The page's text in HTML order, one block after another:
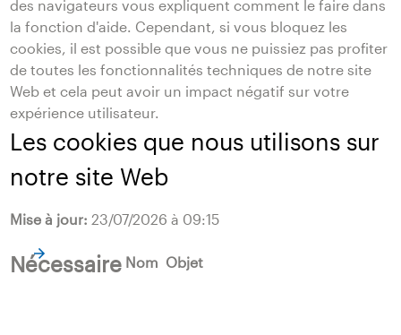
des navigateurs vous expliquent comment le faire dans
la fonction d'aide. Cependant, si vous bloquez les
cookies, il est possible que vous ne puissiez pas profiter
de toutes les fonctionnalités techniques de notre site
Web et cela peut avoir un impact négatif sur votre
expérience utilisateur.
Les cookies que nous utilisons sur
notre site Web
Mise à jour: 23/07/2026 à 09:15
Nécessaire Nom Objet